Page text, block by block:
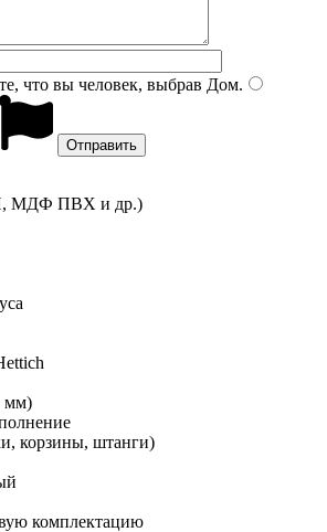
что вы человек, выбрав Дом.
МДФ ПВХ и др.)
мм)
корзины, штанги)
комплектацию